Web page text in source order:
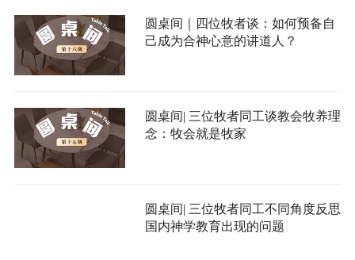
圆桌间｜四位牧者谈：如何预备自
己成为合神心意的讲道人？
圆桌间| 三位牧者同工谈教会牧养理
念：牧会就是牧家
圆桌间| 三位牧者同工不同角度反思
国内神学教育出现的问题